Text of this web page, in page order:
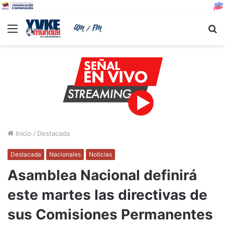
Menu
Inicio / Destacada
Destacada Nacionales Noticias
Asamblea Nacional definirá
este martes las directivas de
sus Comisiones Permanentes